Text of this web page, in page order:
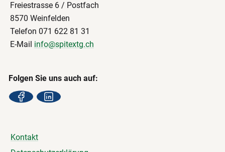
Freiestrasse 6 / Postfach
8570 Weinfelden
Telefon 071 622 81 31
E-Mail info@spitextg.ch
Folgen Sie uns auch auf:
Kontakt